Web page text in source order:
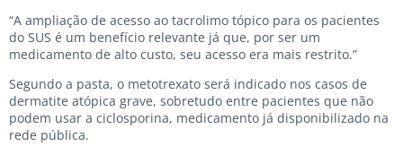
“A ampliação de acesso ao tacrolimo tópico para os pacientes
do SUS é um benefício relevante já que, por ser um
medicamento de alto custo, seu acesso era mais restrito.”
Segundo a pasta, o metotrexato será indicado nos casos de
dermatite atópica grave, sobretudo entre pacientes que não
podem usar a ciclosporina, medicamento já disponibilizado na
rede pública.